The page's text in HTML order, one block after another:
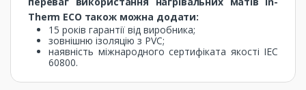
Therm ECO також можна додати:
15 років гарантії від виробника;
зовнішню ізоляцію з PVC;
наявність міжнародного сертифіката якості IEC
60800.